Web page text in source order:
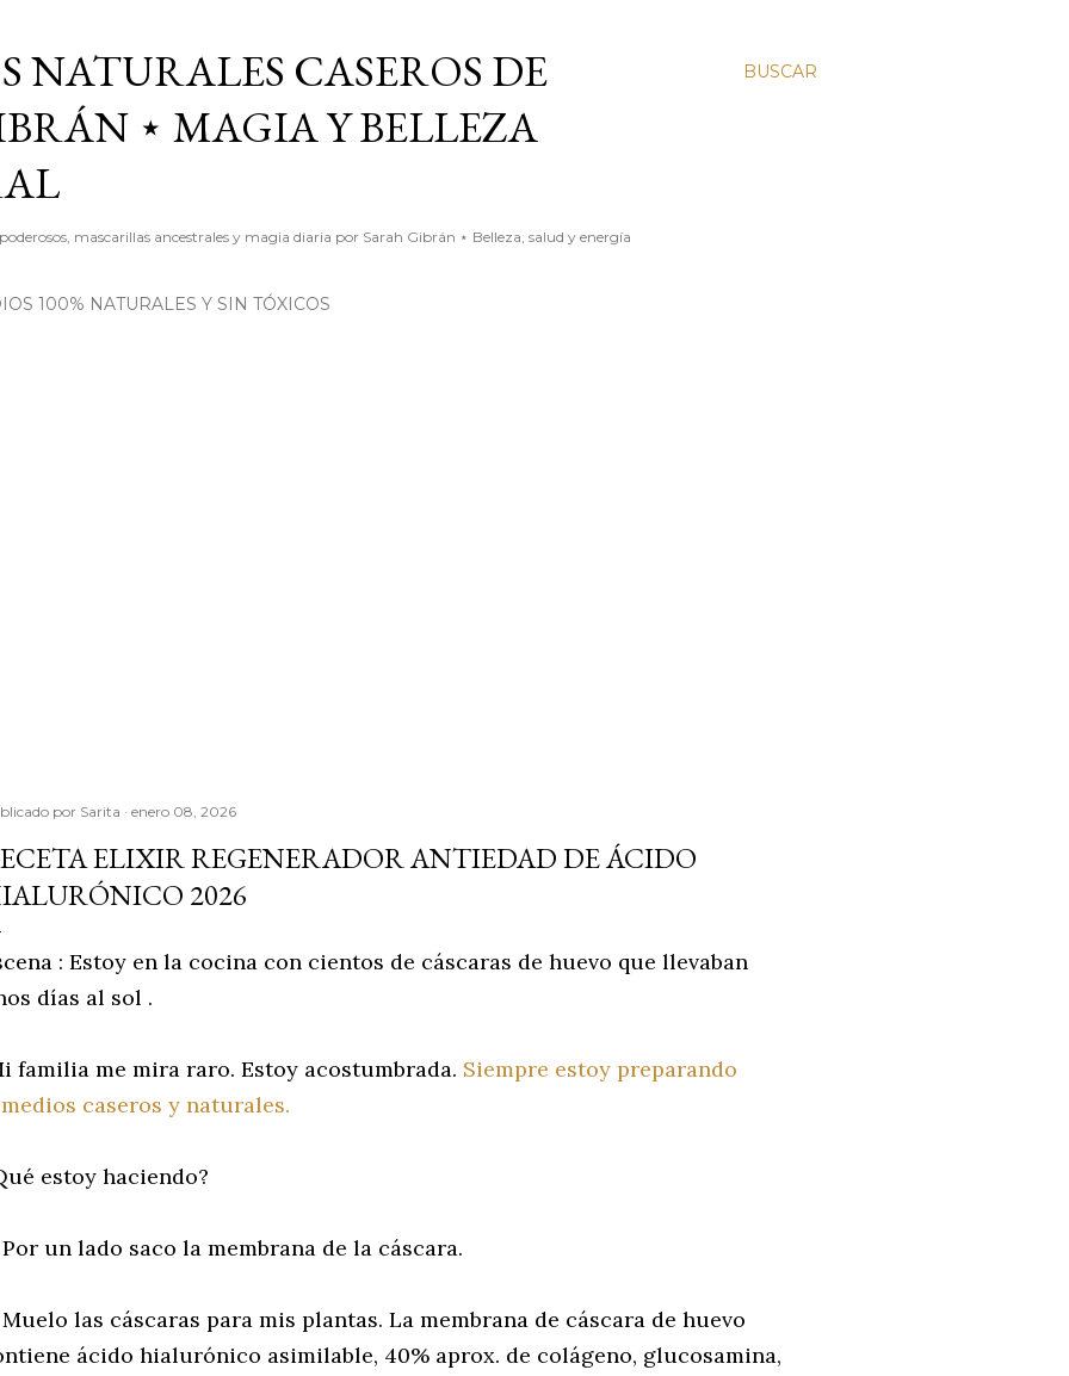
BUSCAR
NATURALES CASEROS DE
⋆ MAGIA Y BELLEZA
mascarillas ancestrales y magia diaria por Sarah Gibrán ⋆ Belleza, salud y energía
100% NATURALES Y SIN TÓXICOS
por Sarita enero 08, 2026
ELIXIR REGENERADOR ANTIEDAD DE ÁCIDO
2026
: Estoy en la cocina con cientos de cáscaras de huevo que llevaban
días al sol .
familia me mira raro. Estoy acostumbrada. Siempre estoy preparando
caseros y naturales.
estoy haciendo?
un lado saco la membrana de la cáscara.
las cáscaras para mis plantas. La membrana de cáscara de huevo
ácido hialurónico asimilable, 40% aprox. de colágeno, glucosamina,